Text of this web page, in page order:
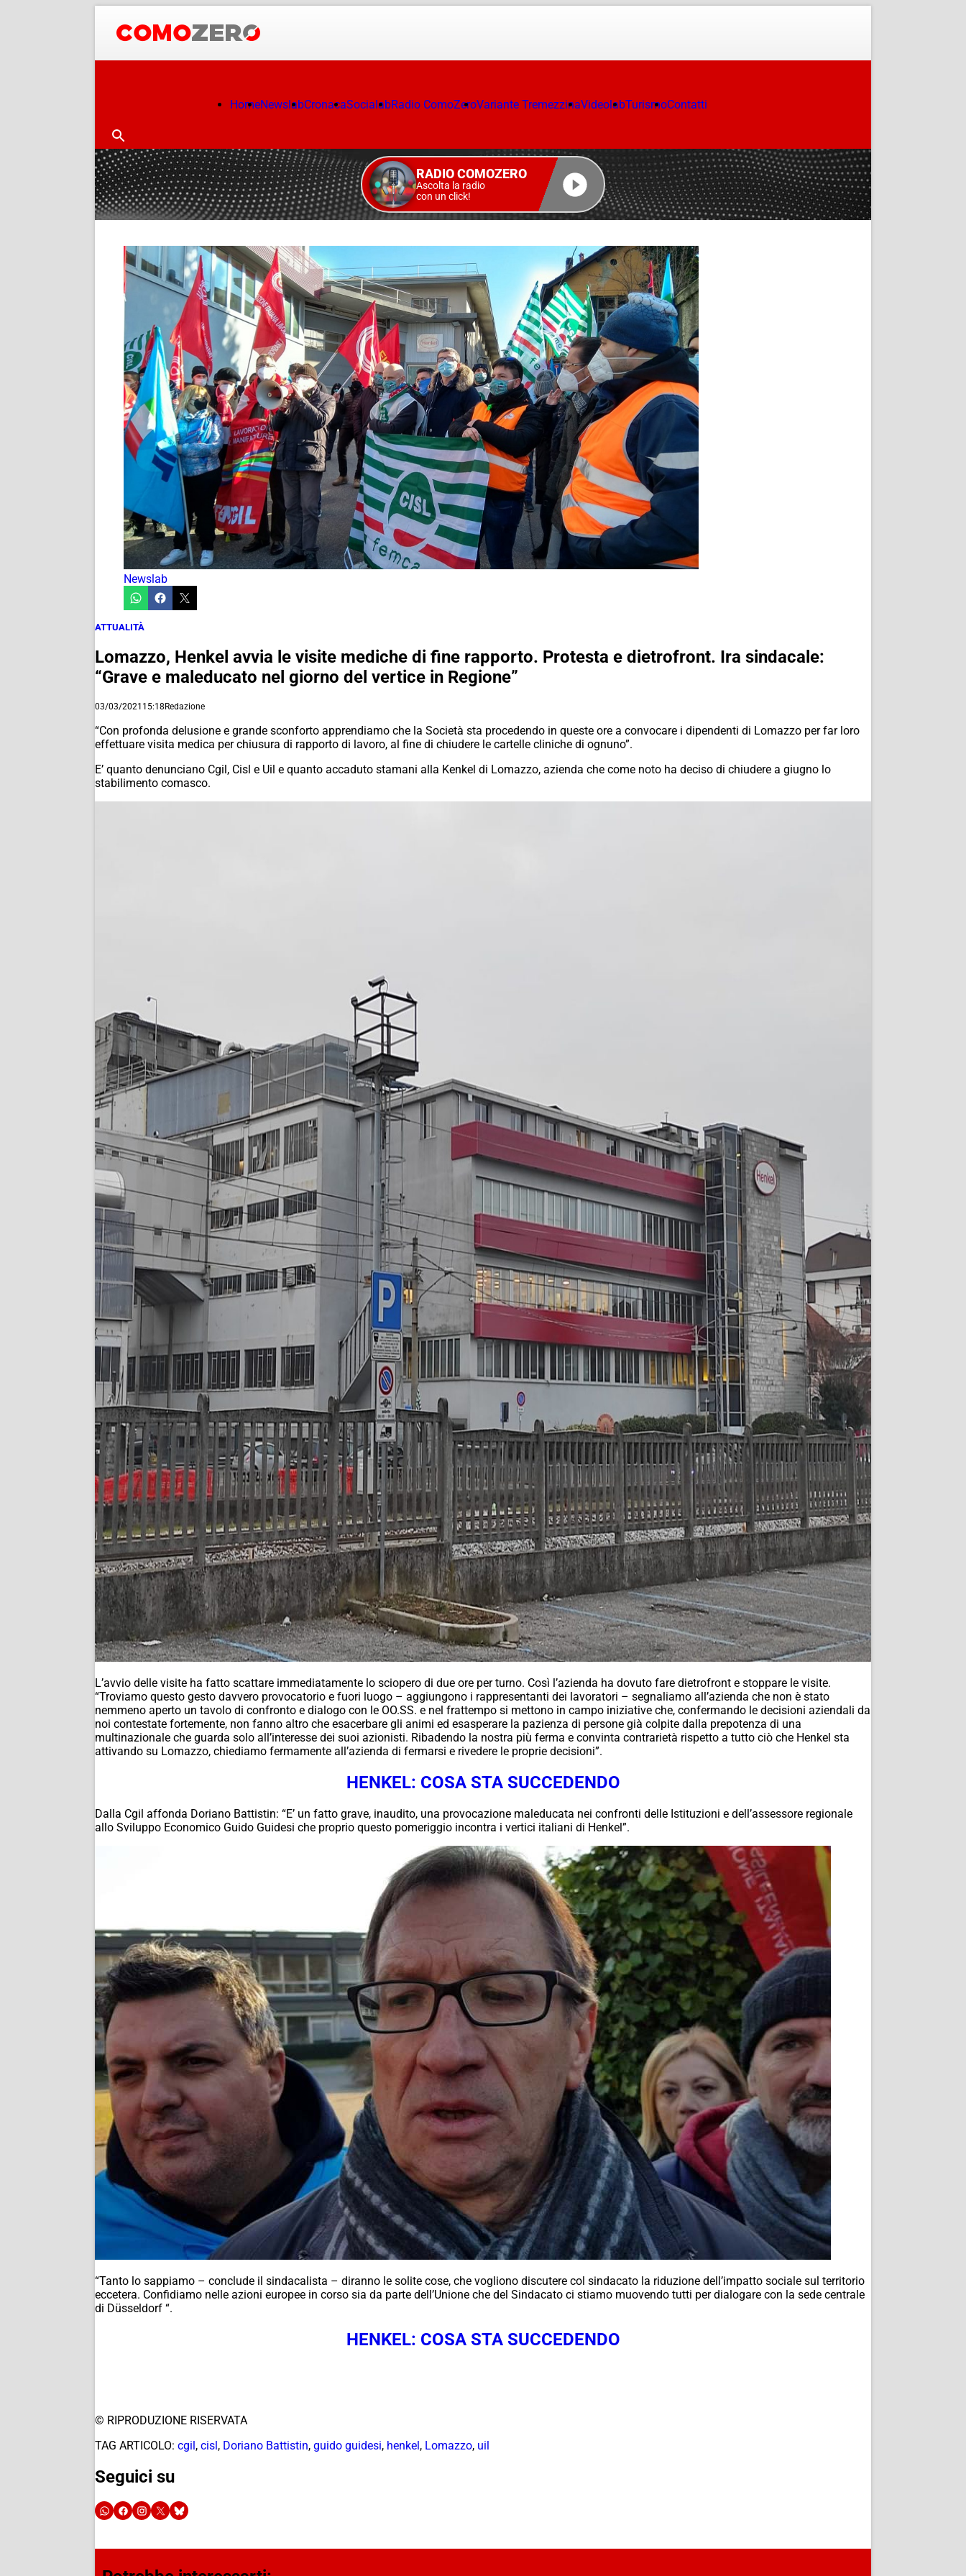
HomeNewslabCronacaSocialabRadio ComoZeroVariante TremezzinaVideolabTurismoContatti
RADIO COMOZERO
Ascolta la radio
con un click!
Newslab
ATTUALITÀ
Lomazzo, Henkel avvia le visite mediche di fine rapporto. Protesta e dietrofront. Ira sindacale:
“Grave e maleducato nel giorno del vertice in Regione”
03/03/2021 15:18Redazione
“Con profonda delusione e grande sconforto apprendiamo che la Società sta procedendo in queste ore a convocare i dipendenti di Lomazzo per far loro
effettuare visita medica per chiusura di rapporto di lavoro, al fine di chiudere le cartelle cliniche di ognuno”.
E’ quanto denunciano Cgil, Cisl e Uil e quanto accaduto stamani alla Kenkel di Lomazzo, azienda che come noto ha deciso di chiudere a giugno lo
stabilimento comasco.
L’avvio delle visite ha fatto scattare immediatamente lo sciopero di due ore per turno. Così l’azienda ha dovuto fare dietrofront e stoppare le visite.
“Troviamo questo gesto davvero provocatorio e fuori luogo – aggiungono i rappresentanti dei lavoratori – segnaliamo all’azienda che non è stato
nemmeno aperto un tavolo di confronto e dialogo con le OO.SS. e nel frattempo si mettono in campo iniziative che, confermando le decisioni aziendali da
noi contestate fortemente, non fanno altro che esacerbare gli animi ed esasperare la pazienza di persone già colpite dalla prepotenza di una
multinazionale che guarda solo all’interesse dei suoi azionisti. Ribadendo la nostra più ferma e convinta contrarietà rispetto a tutto ciò che Henkel sta
attivando su Lomazzo, chiediamo fermamente all’azienda di fermarsi e rivedere le proprie decisioni”.
HENKEL: COSA STA SUCCEDENDO
Dalla Cgil affonda Doriano Battistin: “E’ un fatto grave, inaudito, una provocazione maleducata nei confronti delle Istituzioni e dell’assessore regionale
allo Sviluppo Economico Guido Guidesi che proprio questo pomeriggio incontra i vertici italiani di Henkel”.
“Tanto lo sappiamo – conclude il sindacalista – diranno le solite cose, che vogliono discutere col sindacato la riduzione dell’impatto sociale sul territorio
eccetera. Confidiamo nelle azioni europee in corso sia da parte dell’Unione che del Sindacato ci stiamo muovendo tutti per dialogare con la sede centrale
di Düsseldorf “.
HENKEL: COSA STA SUCCEDENDO
© RIPRODUZIONE RISERVATA
TAG ARTICOLO: cgil , cisl , Doriano Battistin, guido guidesi, henkel , Lomazzo, uil
Seguici su